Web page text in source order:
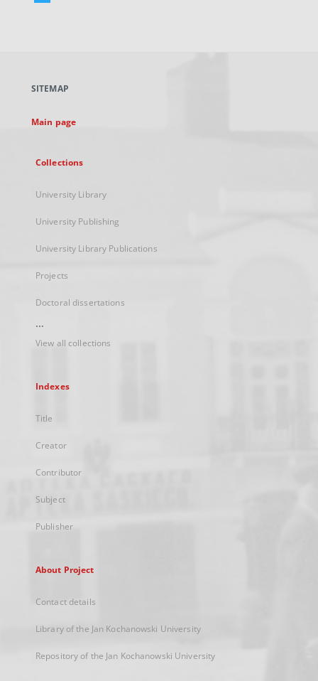
new
SITEMAP
Main page
Collections
University Library
University Publishing
University Library Publications
Projects
Doctoral dissertations
...
View all collections
Indexes
Title
Creator
Contributor
Subject
Publisher
About Project
Contact details
Library of the Jan Kochanowski University
Repository of the Jan Kochanowski University